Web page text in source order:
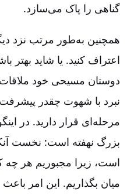
گناهی را پاک می‌سازد.
همچنین به‌طور مرتب نزد
اعتراف کنید. یا شاید بهتر
دوستان مسیحی خود ملاقات
نبرد با شهوت چقدر
مرحله‌ای قرار دارید. در
بزرگ نهفته است: نخست
است، زیرا مجبوریم هر چه
میان بگذاریم. این امر